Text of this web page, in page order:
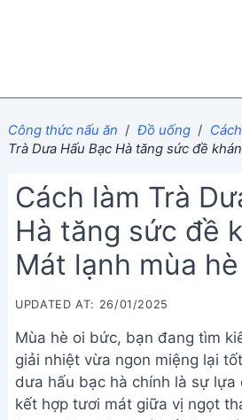
Công thức nấu ăn / Đồ uống /
Trà Dưa Hấu Bạc Hà tăng sức đề
Cách làm Trà
Hà tăng sức đề
Mát lạnh mùa hè
UPDATED AT: 26/01/2025
Mùa hè oi bức, bạn đang tìm
giải nhiệt vừa ngon miệng lại
dưa hấu bạc hà chính là sự lựa
kết hợp tươi mát giữa vị ngọt